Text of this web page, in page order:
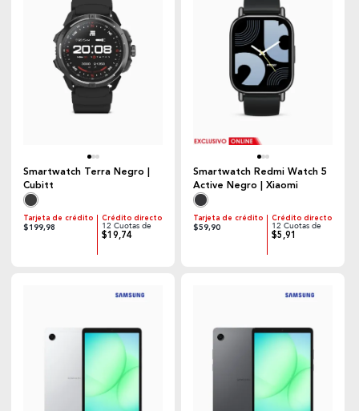
Smartwatch Terra Negro |
Cubitt
Tarjeta de crédito
$199,98
Crédito directo
12 Cuotas de
$19,74
Smartwatch Redmi Watch 5
Active Negro | Xiaomi
Tarjeta de crédito
$59,90
Crédito directo
12 Cuotas de
$5,91